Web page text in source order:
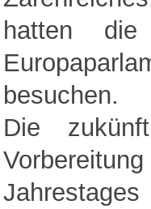
hatten
besuchen.
Die